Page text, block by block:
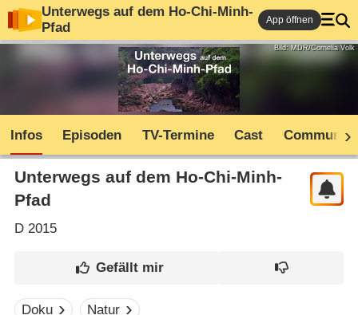
Unterwegs auf dem Ho-Chi-Minh-
Pfad
App öffnen
Bild: MDR/Cornelia Volk
Infos Episoden TV-Termine Cast Community
Unterwegs auf dem Ho-Chi-Minh-
Pfad
D2015
Doku Natur